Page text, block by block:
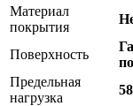
Материал
покрытия
Поверхность
Предельная
нагрузка